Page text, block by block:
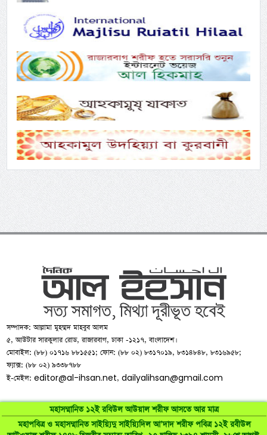
মহাসম্মানিত ১২ই রবিউল আউয়াল শরীফ আসতে আর মাত্র
মহাপবিত্র ও মহাসম্মানিত সাইয়্যিদু সাইয়্যিদিল আ’দাদ শরীফ পবিত্র ১২ই রবীউল
সম্পাদক: আল্লামা মুহম্মদ মাহবুব আলম
৫, আউটার সারকুলার রোড, রাজারবাগ, ঢাকা -১২১৭, বাংলাদেশ।
মোবাইল: (৮৮) ০১৭১৬ ৮৮১৫৫১; ফোন: (৮৮ ০২) ৮৩১৭০১৯, ৮৩১৪৮৪৮, ৮৩১৬৯৫৮;
ফ্যাক্স: (৮৮ ০২) ৯৩৩৮৭৮৮
ই-মেইল:editor@al-ihsan.net,dailyalihsan@gmail.com